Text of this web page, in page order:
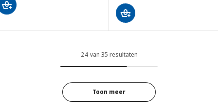
24 van 35 resultaten
Toon meer